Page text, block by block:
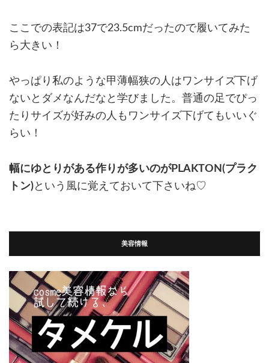
ここでの表記は37で23.5cmだったので履いてみた
ら大きい！
やっぱり私のような甲薄幅狭の人はワンサイズ下げ
ないとダメなんだなと学びました。普通の足でぴっ
たりサイズが好みの人もワンサイズ下げてもいいぐ
らい！
幅にゆとりがある作りが多いのがPLAKTON(プラク
トン)という風に覚えておいて下さいね♡
美容情報